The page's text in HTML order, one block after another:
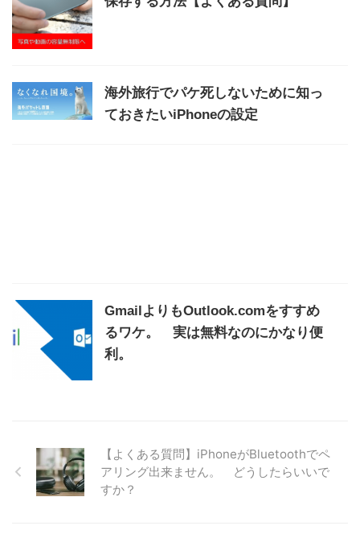
海外旅行でパケ死しないために知っ
ておきたいiPhoneの設定
GmailよりもOutlook.comをすすめ
るワケ。 実は無料なのにかなり便
利。
【よくある質問】iPhoneがBluetoothでペ
アリング出来ません。 どうしたらいいで
すか？